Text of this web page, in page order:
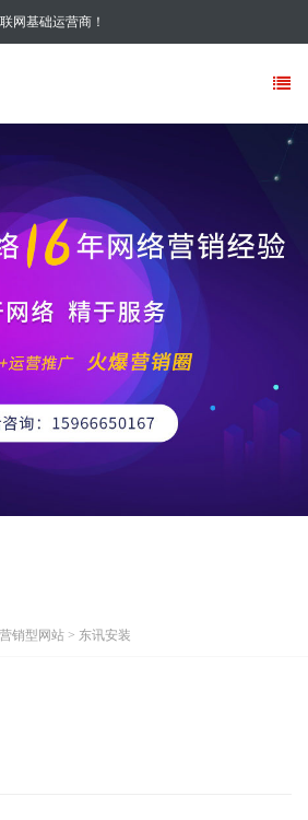
网基础运营商！
营销型网站 > 东讯安装